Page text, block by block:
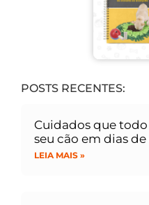
POSTS RECENTES:
Cuidados que
seu cão em dias
LEIA MAIS »